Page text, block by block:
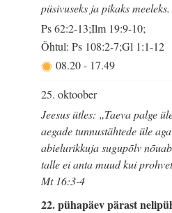
püsivuseks ja pikaks
Ps 62:2-13;Ilm 19:9-10;
Õhtul: Ps 108:2-7;Gl 1:1-12
08.20- 17.49
25. oktoober
Jeesus ütles: „Taeva palge
aegade tunnustähtede üle
abielurikkuja sugupõlv
talle ei anta muud kui
Mt 16:3-4
22. pühapäev pärast